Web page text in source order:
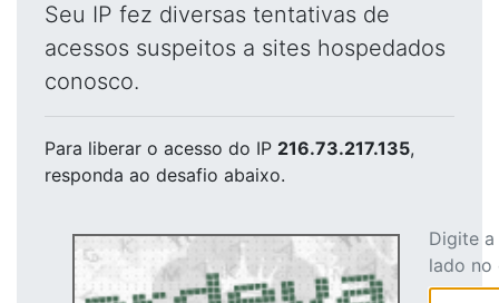
Seu IP fez diversas tentativas de
acessos suspeitos a sites hospedados
conosco.
Para liberar o acesso do IP 216.73.217.135,
responda ao desafio abaixo.
Digite
lado no